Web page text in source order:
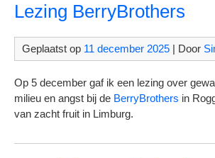
Lezing BerryBrothers
Geplaatst op 11 december 2025 | Door
Op 5 december gaf ik een lezing over
milieu en angst bij de BerryBrothers in
van zacht fruit in Limburg.